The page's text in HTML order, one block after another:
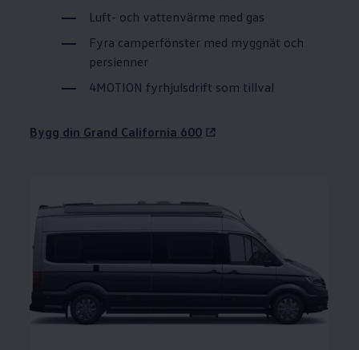
Luft- och vattenvärme med gas
Fyra camperfönster med myggnät och
persienner
4MOTION fyrhjulsdrift som tillval
Bygg din Grand California 600